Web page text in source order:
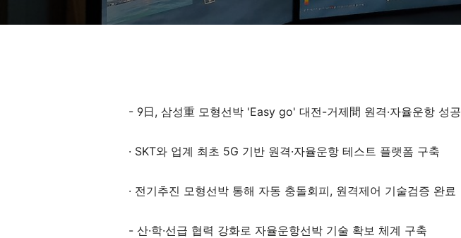
- 9日, 삼성重 모형선박 'Easy go' 대전-거제間 원격·자율운항 성공
· SKT와 업계 최초 5G 기반 원격·자율운항 테스트 플랫폼 구축
· 전기추진 모형선박 통해 자동 충돌회피, 원격제어 기술검증 완료
- 산·학·선급 협력 강화로 자율운항선박 기술 확보 체계 구축